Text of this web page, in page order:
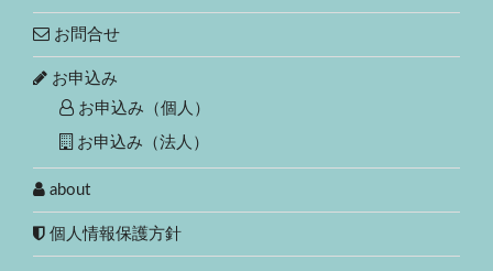
お問合せ
お申込み
お申込み（個人）
お申込み（法人）
about
個人情報保護方針